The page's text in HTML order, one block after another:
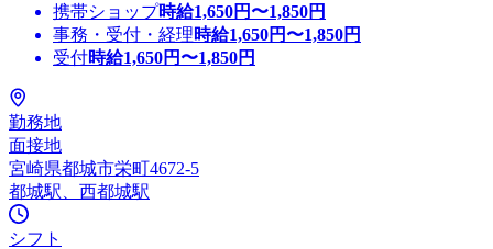
携帯ショップ時給1,650円〜1,850円
事務・受付・経理時給1,650円〜1,850円
受付時給1,650円〜1,850円
勤務地
面接地
宮崎県都城市栄町4672-5
都城駅、西都城駅
シフト